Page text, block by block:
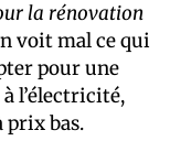
la rénovation
voit mal ce qui
pour une
l’électricité,
prix bas.